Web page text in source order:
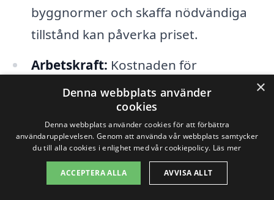
byggnormer och skaffa nödvändiga
tillstånd kan påverka priset.
Arbetskraft: Kostnaden för
hantverkare och teknisk personal
varierar beroende på kompetensen
och erfarenheten hos de anställda.
Tidsram:Ju snabbare ett projekt
måste genomföras, desto högre kan
×
Denna webbplats använder
cookies
Denna webbplats använder cookies för att förbättra
användarupplevelsen. Genom att använda vår webbplats samtycker
du till alla cookies i enlighet med vår cookiepolicy. Läs mer
ACCEPTERA ALLA AVVISA ALLT